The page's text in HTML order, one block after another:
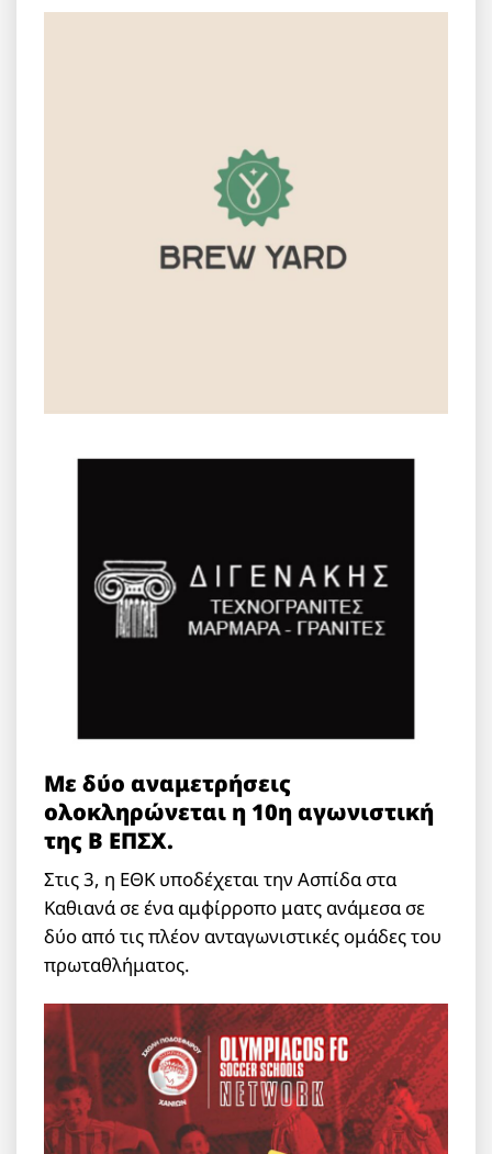
Με δύο αναμετρήσεις
ολοκληρώνεται η 10η αγωνιστική
της Β ΕΠΣΧ.
Στις 3, η ΕΘΚ υποδέχεται την Ασπίδα στα
Καθιανά σε ένα αμφίρροπο ματς ανάμεσα σε
δύο από τις πλέον ανταγωνιστικές ομάδες του
πρωταθλήματος.